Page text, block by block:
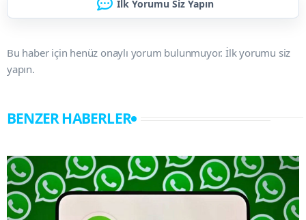
İlk Yorumu Siz Yapın
Bu haber için henüz onaylı yorum bulunmuyor. İlk yorumu siz
yapın.
BENZER HABERLER